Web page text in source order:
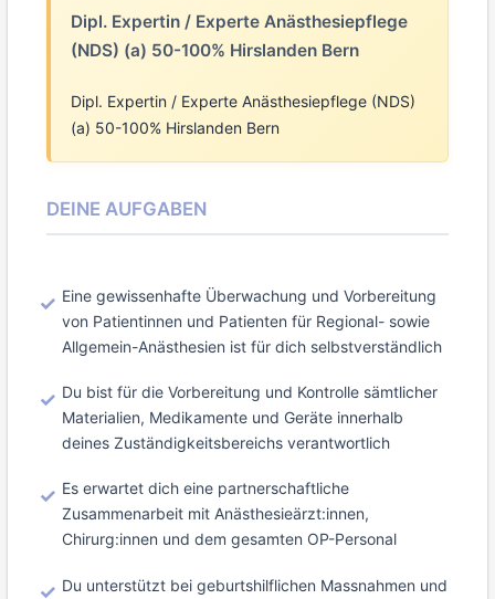
Dipl. Expertin / Experte Anästhesiepflege
(NDS) (a) 50-100% Hirslanden Bern
Dipl. Expertin / Experte Anästhesiepflege (NDS)
(a) 50-100% Hirslanden Bern
DEINE AUFGABEN
Eine gewissenhafte Überwachung und Vorbereitung
von Patientinnen und Patienten für Regional- sowie
Allgemein-Anästhesien ist für dich selbstverständlich
Du bist für die Vorbereitung und Kontrolle sämtlicher
Materialien, Medikamente und Geräte innerhalb
deines Zuständigkeitsbereichs verantwortlich
Es erwartet dich eine partnerschaftliche
Zusammenarbeit mit Anästhesieärzt:innen,
Chirurg:innen und dem gesamten OP-Personal
Du unterstützt bei geburtshilflichen Massnahmen und